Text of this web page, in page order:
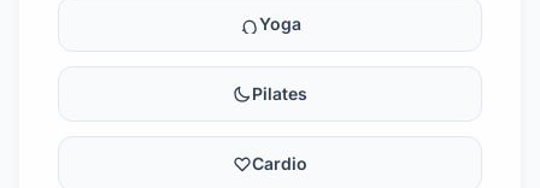
Yoga
Pilates
Cardio